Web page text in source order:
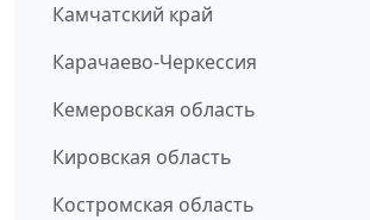
Камчатский край
Карачаево-Черкессия
Кемеровская область
Кировская область
Костромская область